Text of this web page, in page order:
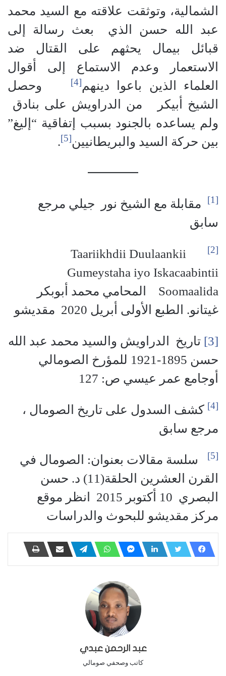
الشمالية، وتوثقت علاقته مع السيد محمد
عبد الله حسن الذي بعث رسالة إلى
قبائل بيمال يحثهم على القتال ضد
الاستعمار وعدم الاستماع إلى أقوال
العلماء الذين باعوا دينهم[4]
وحصل
الشيخ أبيكر من الدراويش على بنادق
ولم يساعده بالجنود بسبب إتفاقية “إليغ”
بين حركة السيد والبريطانيين[5]
.
[1]
مقابلة مع الشيخ نور جيلي مرجع
سابق
[2]
Taariikhdii Duulaankii
Gumeystaha iyo Iskacaabintii
Soomaalida المحامي محمد أبوبكر
غيتانو. الطبع الأولى أبريل 2020 مقديشو
[3]
تاريخ الدراويش والسيد محمد عبد الله
حسن 1895-1921 للمؤرخ الصومالي
أوجامع عمر عيسي ص: 127
[4]
كشف السدول على تاريخ الصومال ،
مرجع سابق
[5]
سلسة مقالات بعنوان: الصومال في
القرن العشرين الحلقة(11) د. حسن
البصري 10 أكتوبر 2015 انظر موقع
مركز مقديشو للبحوث والدراسات
عبد الرحمن عبدي
كاتب وصحفي صومالي